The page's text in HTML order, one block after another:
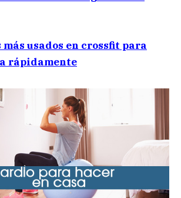
usados en crossfit para
rápidamente